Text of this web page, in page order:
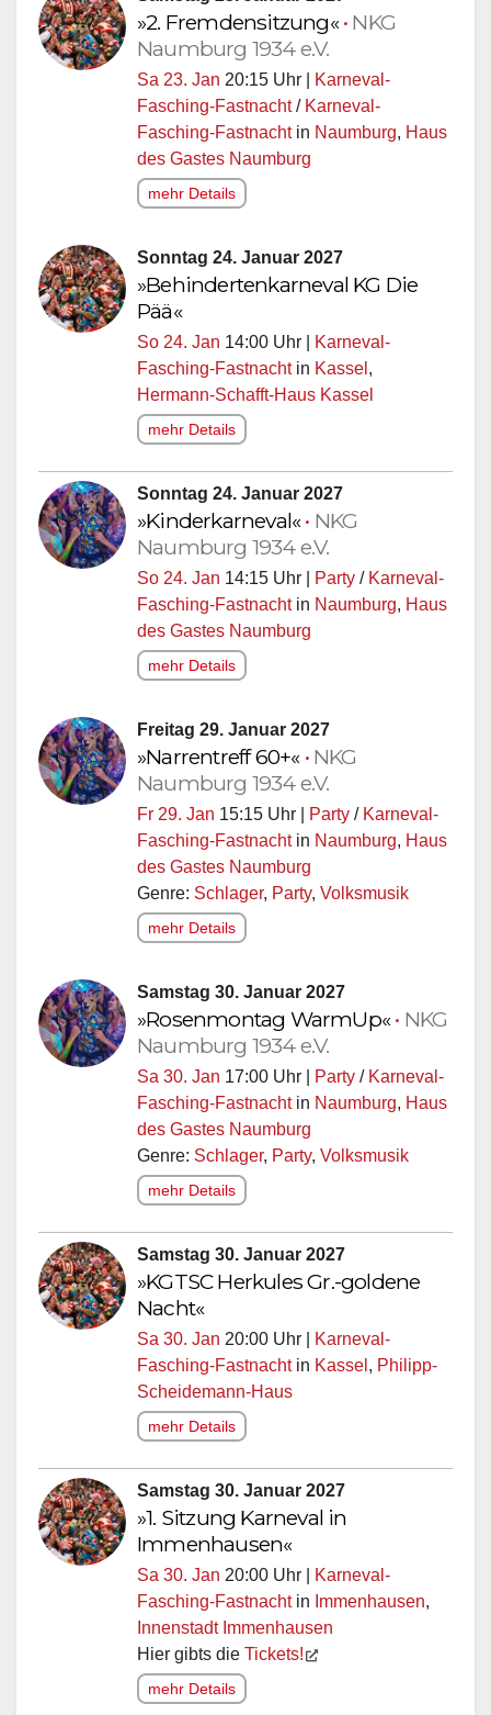
»2. Fremdensitzung«• NKG
Naumburg 1934 e.V.
Sa 23. Jan 20:15 Uhr |
Karneval-
Fasching-Fastnacht/ Karneval-
Fasching-Fastnachtin Naumburg, Haus
des Gastes Naumburg
mehr Details
Sonntag 24. Januar 2027
»Behindertenkarneval KG Die
Pää«
So 24. Jan 14:00 Uhr |
Karneval-
Fasching-Fastnachtin Kassel ,
Hermann-Schafft-Haus Kassel
mehr Details
Sonntag 24. Januar 2027
»Kinderkarneval«• NKG
Naumburg 1934 e.V.
So 24. Jan 14:15 Uhr | Party / Karneval-
Fasching-Fastnachtin Naumburg, Haus
des Gastes Naumburg
mehr Details
Freitag 29. Januar 2027
»Narrentreff 60+« • NKG
Naumburg 1934 e.V.
Fr 29. Jan 15:15 Uhr | Party / Karneval-
Fasching-Fastnachtin Naumburg, Haus
des Gastes Naumburg
Genre: Schlager, Party, Volksmusik
mehr Details
Samstag 30. Januar 2027
»Rosenmontag WarmUp«• NKG
Naumburg 1934 e.V.
Sa 30. Jan 17:00 Uhr | Party / Karneval-
Fasching-Fastnachtin Naumburg, Haus
des Gastes Naumburg
Genre: Schlager, Party, Volksmusik
mehr Details
Samstag 30. Januar 2027
»KGTSC Herkules Gr.-goldene
Nacht«
Sa 30. Jan 20:00 Uhr |
Karneval-
Fasching-Fastnachtin Kassel , Philipp-
Scheidemann-Haus
mehr Details
Samstag 30. Januar 2027
»1. Sitzung Karneval in
Immenhausen«
Sa 30. Jan 20:00 Uhr |
Karneval-
Fasching-Fastnachtin Immenhausen,
Innenstadt Immenhausen
Hier gibts die Tickets!
mehr Details